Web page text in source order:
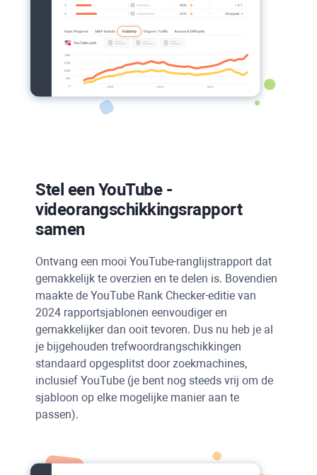
Stel eenYouTube-
videorangschikkingsrapport
samen
Ontvang een mooi YouTube-ranglijstrapport dat
gemakkelijk te overzien en te delen is. Bovendien
maakte de YouTube Rank Checker-editie van
2024 rapportsjablonen eenvoudiger en
gemakkelijker dan ooit tevoren. Dus nu heb je al
je bijgehouden trefwoordrangschikkingen
standaard opgesplitst door zoekmachines,
inclusief YouTube (je bent nog steeds vrij om de
sjabloon op elke mogelijke manier aan te
passen).